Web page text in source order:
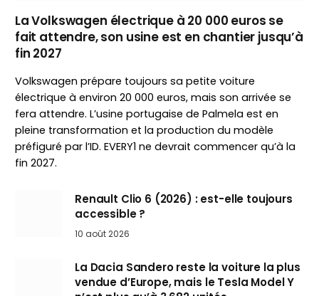
La Volkswagen électrique à 20 000 euros se
fait attendre, son usine est en chantier jusqu’à
fin 2027
Volkswagen prépare toujours sa petite voiture
électrique à environ 20 000 euros, mais son arrivée se
fera attendre. L’usine portugaise de Palmela est en
pleine transformation et la production du modèle
préfiguré par l’ID. EVERY1 ne devrait commencer qu’à la
fin 2027.
Renault Clio 6 (2026) : est-elle toujours
accessible ?
10 août 2026
La Dacia Sandero reste la voiture la plus
vendue d’Europe, mais le Tesla Model Y